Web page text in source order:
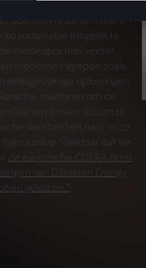
een gevoelig topic. “Vandaar
doen om onze terminal en
sustainable mogelijk te
medeoprichter verder.
moderne ingrepen zoals
energiezuinige oplossingen,
machines om de
en van stroom te
doortrekken naar onze
logica zelve. Vandaar dat we
de elektrische CUPRA Born
van D'Ieteren Energy
gekozen.”